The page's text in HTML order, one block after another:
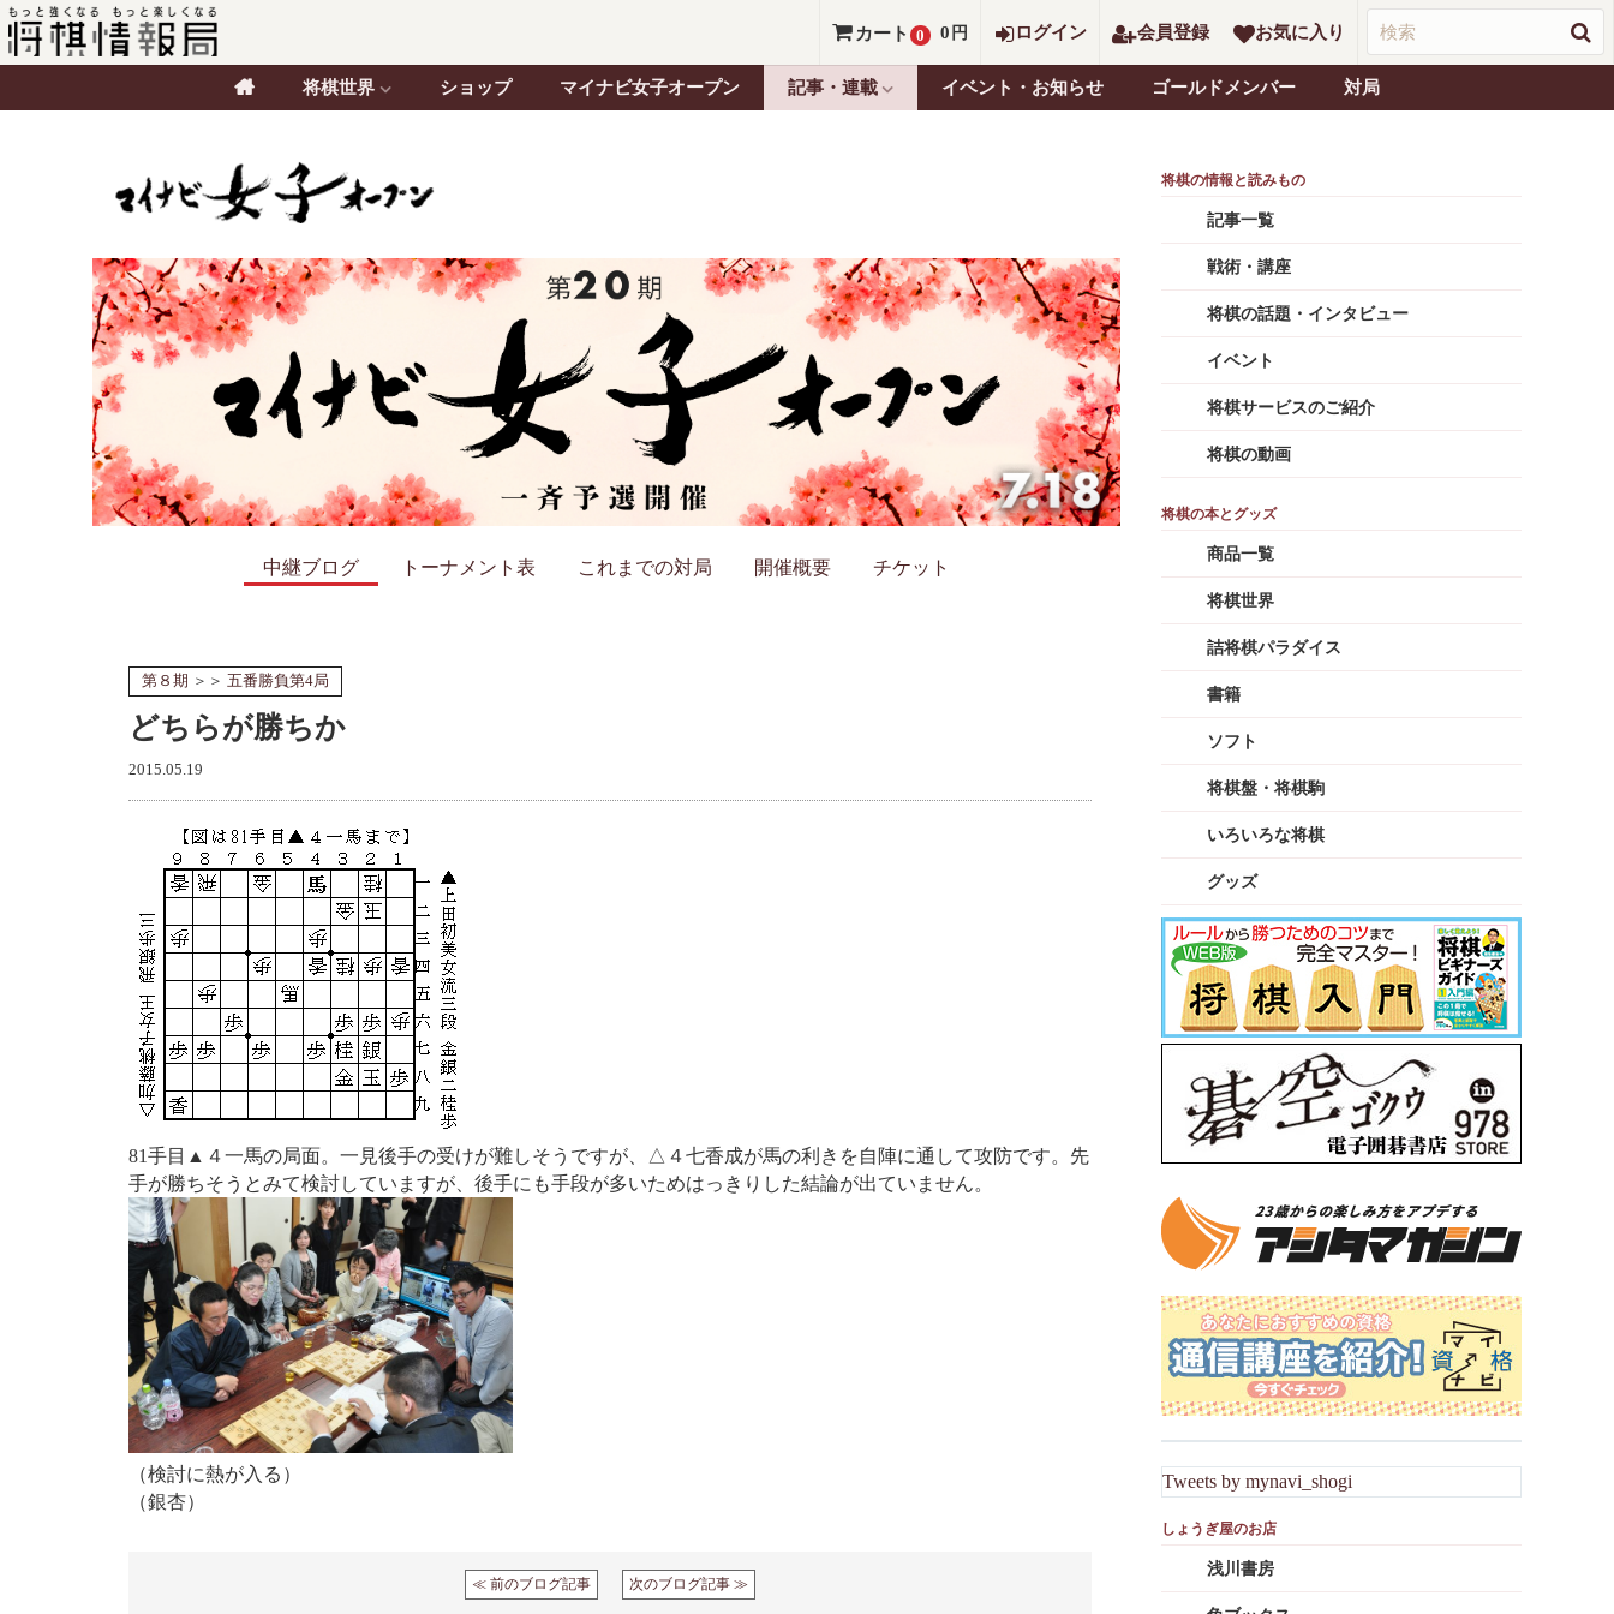
カート 0 0 円 ログイン 会員登録 お気に入り
将棋世界 ショップ マイナビ女子オープン 記事・連載 イベント・お知らせ ゴールドメンバー 対局
中継ブログ トーナメント表 これまでの対局 開催概要 チケット
第８期 ＞＞ 五番勝負第4局
どちらが勝ちか
2015.05.19
81手目▲４一馬の局面。一見後手の受けが難しそうですが、△４七香成が馬の利きを自陣に通して攻防です。先
手が勝ちそうとみて検討していますが、後手にも手段が多いためはっきりした結論が出ていません。
（検討に熱が入る）
（銀杏）
≪ 前のブログ記事 次のブログ記事 ≫
記事一覧
戦術・講座
将棋の話題・インタビュー
イベント
将棋サービスのご紹介
将棋の動画
商品一覧
将棋世界
詰将棋パラダイス
書籍
ソフト
将棋盤・将棋駒
いろいろな将棋
グッズ
Tweets by mynavi_shogi
浅川書房